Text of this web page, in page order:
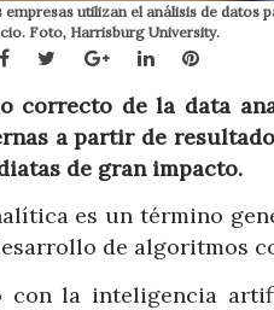
empresas utilizan el análisis de datos
Foto, Harrisburg University.
Facebook
TwitterGoogle+LinkedInPinterest
correcto de la data
a partir de
de gran impacto.
es un término
de algoritmos
con la inteligencia